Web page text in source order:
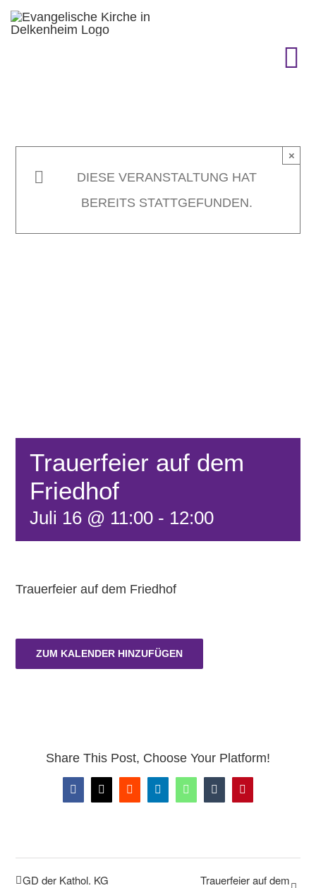
Zum
Inhalt
DIESE VERANSTALTUNG HAT
BEREITS STATTGEFUNDEN.
×
Trauerfeier auf dem
Friedhof
Juli 16 @ 11:00 - 12:00
Trauerfeier auf dem Friedhof
ZUM KALENDER HINZUFÜGEN
Share This Post, Choose Your Platform!
Facebook
X RedditLinkedInWhatsAppTumblrPinterest
GD der Kathol. KG
Trauerfeier auf dem